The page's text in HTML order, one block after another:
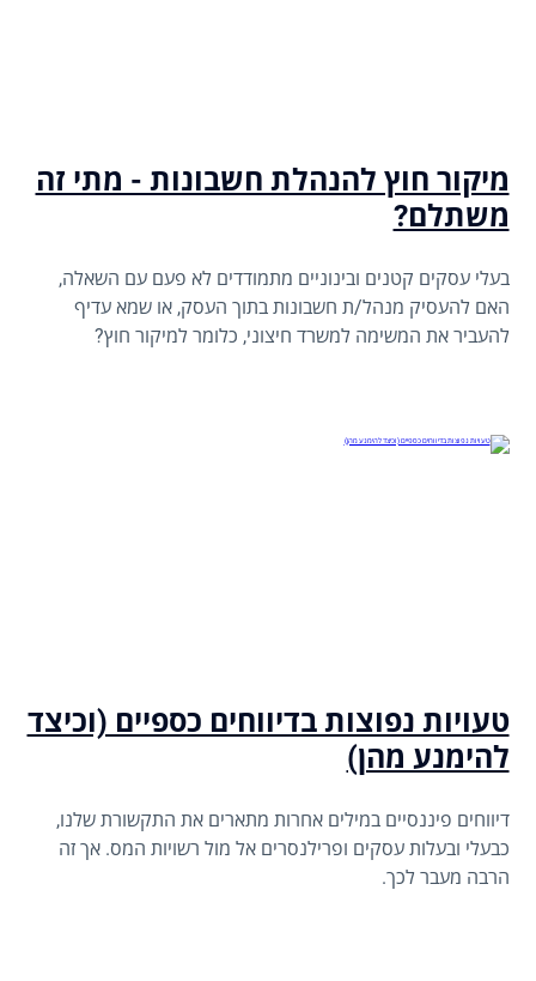
מיקור חוץ להנהלת חשבונות - מתי זה
משתלם?
בעלי עסקים קטנים ובינוניים מתמודדים לא פעם עם השאלה,
האם להעסיק מנהל/ת חשבונות בתוך העסק, או שמא עדיף
להעביר את המשימה למשרד חיצוני, כלומר למיקור חוץ?
טעויות נפוצות בדיווחים כספיים (וכיצד
להימנע מהן)
דיווחים פיננסיים במילים אחרות מתארים את התקשורת שלנו,
כבעלי ובעלות עסקים ופרילנסרים אל מול רשויות המס. אך זה
הרבה מעבר לכך.